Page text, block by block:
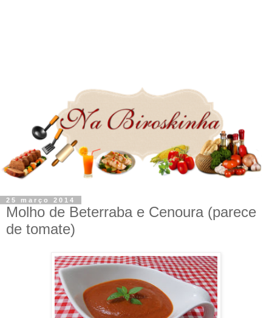
25 março 2014
Molho de Beterraba e Cenoura (parece
de tomate)